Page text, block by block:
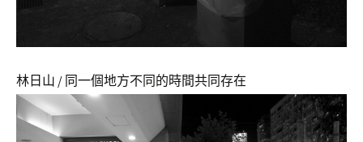
林日山 / 同一個地方不同的時間共同存在